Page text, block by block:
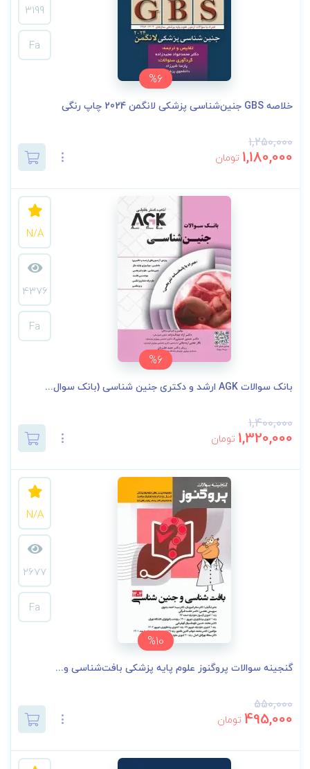
%6
3199
Fa
خلاصه GBS جنین‌شناسی پزشکی لانگمن 2024 چاپ رنگی
1,250,000
1,180,000 تومان
%6
N/A
4376
Fa
بانک سوالات AGK ارشد و دکتری جنین شناسی (بانک سوال...
1,400,000
1,320,000 تومان
%10
N/A
2677
Fa
گنجینه سوالات پروگنوز علوم پایه پزشکی بافت‌شناسی و...
550,000
495,000 تومان